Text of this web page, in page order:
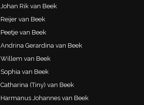
Johan Rik van Beek
Reijer van Beek
Peetje van Beek
Andrina Gerardina van Beek
Willem van Beek
Sophia van Beek
Catharina (Tiny) van Beek
Harmanus Johannes van Beek